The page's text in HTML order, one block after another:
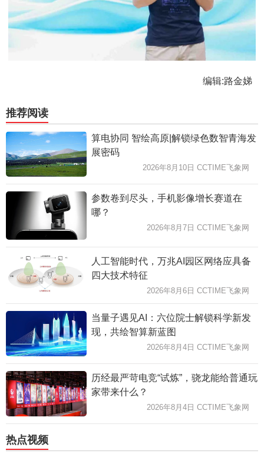
编辑:路金娣
推荐阅读
算电协同 智绘高原|解锁绿色数智青海发
展密码
2026年8月10日 CCTIME飞象网
参数卷到尽头，手机影像增长赛道在
哪？
2026年8月7日 CCTIME飞象网
人工智能时代，万兆AI园区网络应具备
四大技术特征
2026年8月6日 CCTIME飞象网
当量子遇见AI：六位院士解锁科学新发
现，共绘智算新蓝图
2026年8月4日 CCTIME飞象网
历经最严苛电竞“试炼”，骁龙能给普通玩
家带来什么？
2026年8月4日 CCTIME飞象网
热点视频